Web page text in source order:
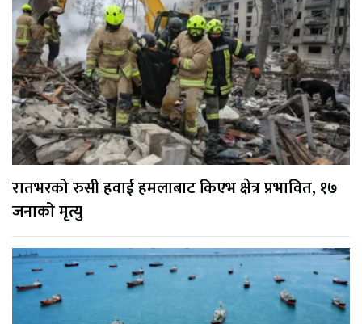
रातभरको रुसी हवाई हमलाबाट किएभ क्षेत्र प्रभावित, १७
जनाको मृत्यु